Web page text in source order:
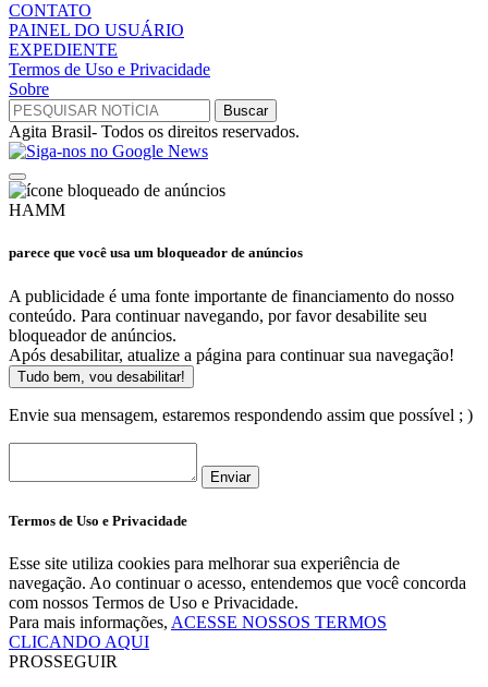
CONTATO
PAINEL DO USUÁRIO
EXPEDIENTE
Termos de Uso e Privacidade
Sobre
Agita Brasil- Todos os direitos reservados.
HAMM
parece que você usa um bloqueador de anúncios
A publicidade é uma fonte importante de financiamento do nosso
conteúdo. Para continuar navegando, por favor desabilite seu
bloqueador de anúncios.
Após desabilitar, atualize a página para continuar sua navegação!
Tudo bem, vou desabilitar!
Envie sua mensagem, estaremos respondendo assim que possível ; )
Enviar
Termos de Uso e Privacidade
Esse site utiliza cookies para melhorar sua experiência de
navegação. Ao continuar o acesso, entendemos que você concorda
com nossos Termos de Uso e Privacidade.
Para mais informações, ACESSE NOSSOS TERMOS
CLICANDO AQUI
PROSSEGUIR